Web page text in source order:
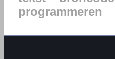
programmeren